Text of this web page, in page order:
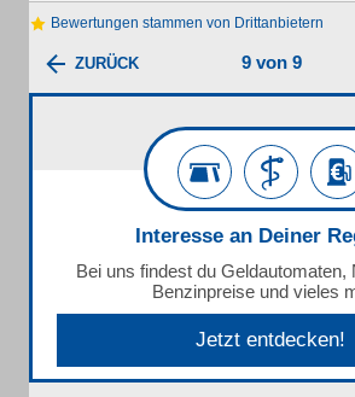
Bewertungen stammen von Drittanbietern
ZURÜCK 9 von 9
Interesse an Deiner
Bei uns findest du Geldautomaten,
Benzinpreise und vieles
Jetzt entdecken!